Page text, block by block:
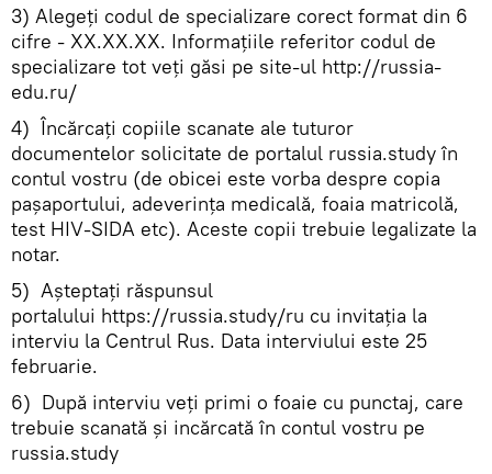
3) Alegeți codul de specializare corect format din 6
cifre - XX.XX.XX. Informațiile referitor codul de
specializare tot veți găsi pe site-ul http://russia-
edu.ru/
4) Încărcați copiile scanate ale tuturor
documentelor solicitate de portalul russia.study în
contul vostru (de obicei este vorba despre copia
pașaportului, adeverința medicală, foaia matricolă,
test HIV-SIDA etc). Aceste copii trebuie legalizate la
notar.
5) Așteptați răspunsul
portalului https://russia.study/ru cu invitația la
interviu la Centrul Rus. Data interviului este 25
februarie.
6) După interviu veți primi o foaie cu punctaj, care
trebuie scanată și incărcată în contul vostru pe
russia.study